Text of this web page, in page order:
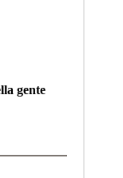
gente